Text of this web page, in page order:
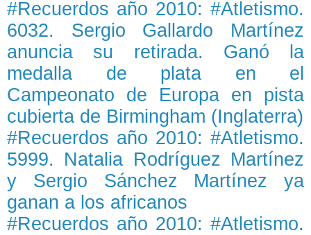
#Recuerdos año 2010: #Atletismo.
6032. Sergio Gallardo Martínez
anuncia su retirada. Ganó la
medalla de plata en el
Campeonato de Europa en pista
cubierta de Birmingham (Inglaterra)
#Recuerdos año 2010: #Atletismo.
5999. Natalia Rodríguez Martínez
y Sergio Sánchez Martínez ya
ganan a los africanos
#Recuerdos año 2010: #Atletismo.